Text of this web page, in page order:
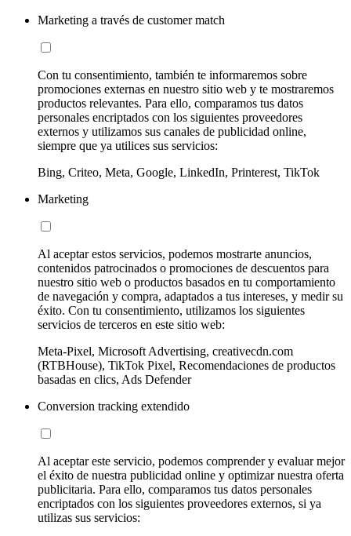
Marketing a través de customer match
Con tu consentimiento, también te informaremos sobre
promociones externas en nuestro sitio web y te mostraremos
productos relevantes. Para ello, comparamos tus datos
personales encriptados con los siguientes proveedores
externos y utilizamos sus canales de publicidad online,
siempre que ya utilices sus servicios:
Bing, Criteo, Meta, Google, LinkedIn, Printerest, TikTok
Marketing
Al aceptar estos servicios, podemos mostrarte anuncios,
contenidos patrocinados o promociones de descuentos para
nuestro sitio web o productos basados en tu comportamiento
de navegación y compra, adaptados a tus intereses, y medir su
éxito. Con tu consentimiento, utilizamos los siguientes
servicios de terceros en este sitio web:
Meta-Pixel, Microsoft Advertising, creativecdn.com
(RTBHouse), TikTok Pixel, Recomendaciones de productos
basadas en clics, Ads Defender
Conversion tracking extendido
Al aceptar este servicio, podemos comprender y evaluar mejor
el éxito de nuestra publicidad online y optimizar nuestra oferta
publicitaria. Para ello, comparamos tus datos personales
encriptados con los siguientes proveedores externos, si ya
utilizas sus servicios: